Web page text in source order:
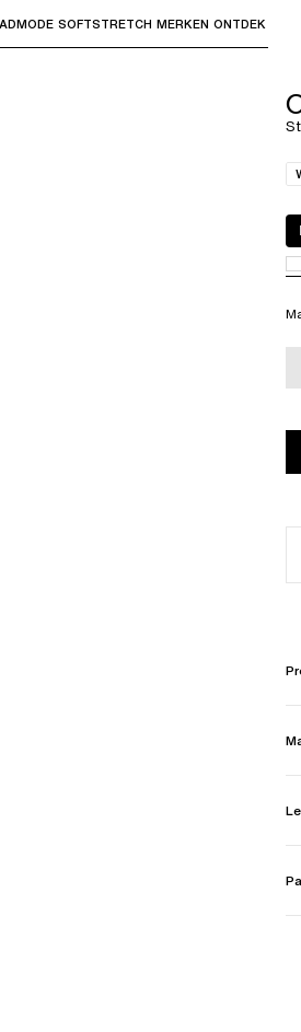
en "Pijl omhoog" of
SOFTSTRETCH MERKEN ONTDEK